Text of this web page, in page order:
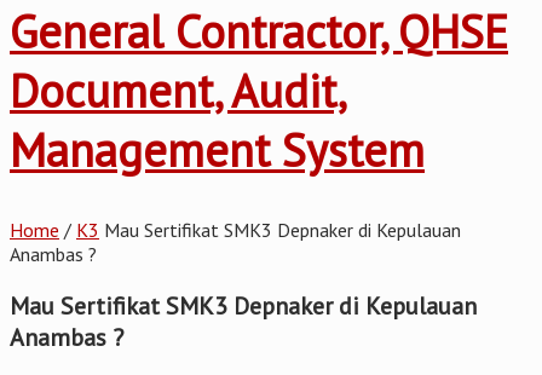
General Contractor, QHSE
Document, Audit,
Management System
Home / K3 Mau Sertifikat SMK3 Depnaker di Kepulauan
Anambas ?
Mau Sertifikat SMK3 Depnaker di Kepulauan
Anambas ?